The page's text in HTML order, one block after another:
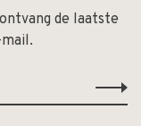
de laatste